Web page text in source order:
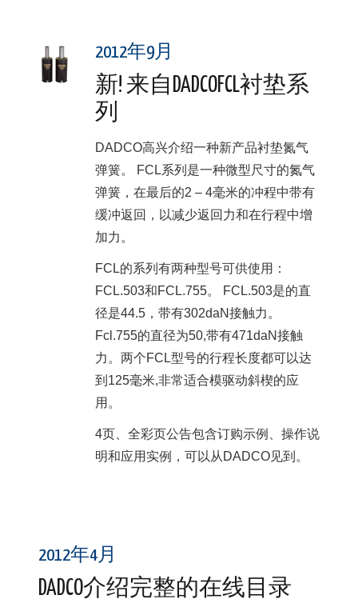
2012年9月
新! 来自DADCOFCL衬垫系
列
DADCO高兴介绍一种新产品衬垫氮气
弹簧。 FCL系列是一种微型尺寸的氮气
弹簧，在最后的2 – 4毫米的冲程中带有
缓冲返回，以减少返回力和在行程中增
加力。
FCL的系列有两种型号可供使用：
FCL.503和FCL.755。 FCL.503是的直
径是44.5，带有302daN接触力。
Fcl.755的直径为50,带有471daN接触
力。两个FCL型号的行程长度都可以达
到125毫米,非常适合模驱动斜楔的应
用。
4页、全彩页公告包含订购示例、操作说
明和应用实例，可以从DADCO见到。
2012年4月
DADCO介绍完整的在线目录